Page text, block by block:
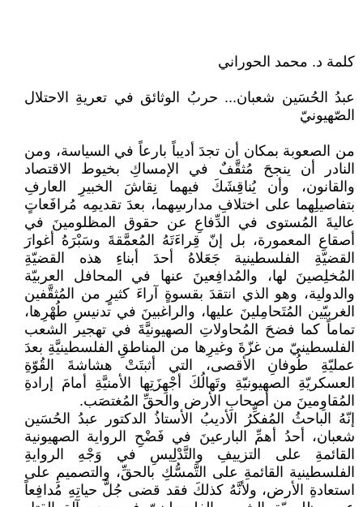
كلمة د. محمد الحوراني
عبدُ الحُسَين شعبان... حربُ الوثائق في تعريةِ الاحتلال
الصّهيونيّ
من الصعوبة بمكان أن تجدَ أديباً بارعاً في السياسة، ومن
النادر أن ينجحَ مُثقَّفٌ في الإمساكِ بخيوط الاقتصاد
والقانون، وأن يُناقِشَكَ فيهما نِقاشَ الخبيرِ العارفِ
بتفاصيلِهما على اختلافِ مدارسِهما، بعدَ تقديمِه مُرافَعاتٍ
عاليةَ المُستوى في الدِّفاعِ عن حقوق المظلومينَ في
أصقاعِ المعمورة، بل إنّ قِراءَتَهُ المُعمَّقةَ وسَبْرَهُ أغوارَ
القضيّةِ الفلسطينية جَعَلاهُ أحدَ أبناءِ هذه القضيّةِ
المُخلِصينَ لها، والمُدافِعينَ عنها في المحافل العربيّة
والدولية، وهو الذي انتقدَ بقسوةٍ آراءَ كثيرٍ من المُثقَّفين
الغربيّين المُتَحامِلينَ عليها، والراغبينَ في تدنيسِ طُهْرِها،
تماماً كما فضحَ المُحاولاتِ الصهيونيَّةَ في تهجير الشعب
الفلسطينيّ من غزّةَ وغيرِها من المناطقِ الفلسطينيَّةِ بعدَ
عمليّةِ طُوفانِ الأقصى، التي أثبتَتْ هشاشةَ القُوّةِ
العسكريّةِ الصهيونيّةِ وتَهالُكَ أجْهِزَتِها الأمنيَّةِ أمامَ إرادةِ
المُقاوِمينَ من أصحابِ الأرض والحقِّ المُغتصَب.
إنّهُ الباحثُ المُفكِّرُ الأديبُ الأستاذُ الدكتور عبدُ الحُسَين
شعبان، أحدُ أهمِّ البارعينَ في فَضْحِ الرواية الصهيونية
القائمةِ على التزييفِ والتَّدْلِيسِ في وَجْهِ الروايةِ
الفلسطينية القائمةِ على التَّمسُّكِ بالحقِّ، والتصميمِ على
استعادةِ الأرض، ولأنَّهُ كذلكَ فقد قضى جُلَّ حياتِهِ مُدافِعاً